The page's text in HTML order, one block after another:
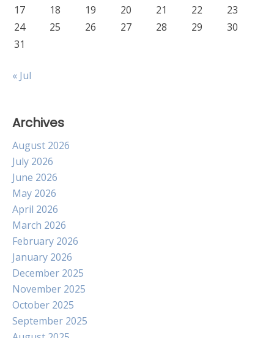
17
18 19 20 21 22
23
24
25 26 27 28 29
30
31
« Jul
Archives
August 2026
July 2026
June 2026
May 2026
April 2026
March 2026
February 2026
January 2026
December 2025
November 2025
October 2025
September 2025